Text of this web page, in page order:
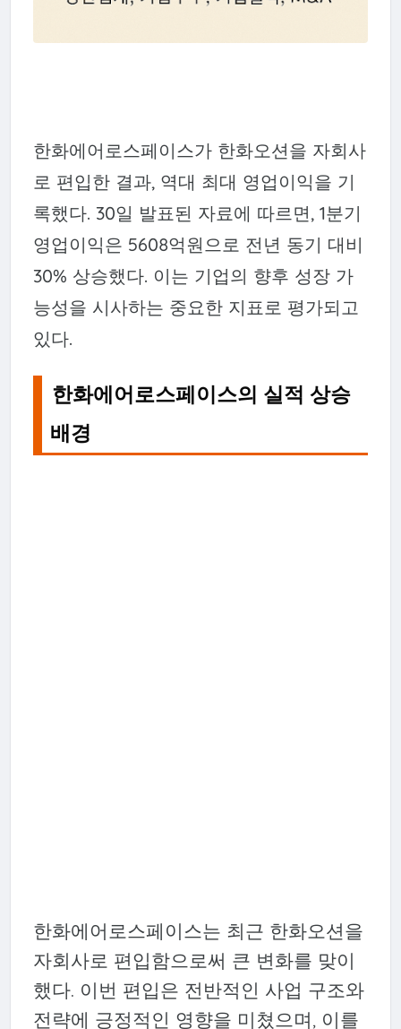
한화에어로스페이스가 한화오션을 자회사
로 편입한 결과, 역대 최대 영업이익을 기
록했다. 30일 발표된 자료에 따르면, 1분기
영업이익은 5608억원으로 전년 동기 대비
30% 상승했다. 이는 기업의 향후 성장 가
능성을 시사하는 중요한 지표로 평가되고
있다.
한화에어로스페이스의 실적 상승
배경
한화에어로스페이스는 최근 한화오션을
자회사로 편입함으로써 큰 변화를 맞이
했다. 이번 편입은 전반적인 사업 구조와
전략에 긍정적인 영향을 미쳤으며, 이를